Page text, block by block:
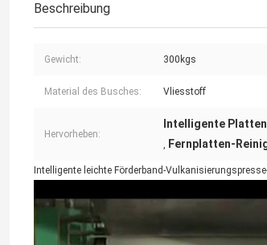
Beschreibung
Gewicht: 300kgs
Material des Busches: Vliesstoff
Hervorheben:
Intelligente
, Fernplatten-
Intelligente leichte Förderband-